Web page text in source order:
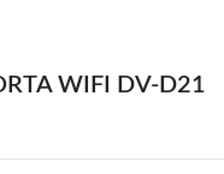
WIFI DV-D21